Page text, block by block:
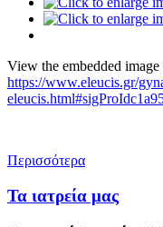
View the embedded
https://www.eleucis.gr/
Περισσότερα
Τα ιατρεία μας